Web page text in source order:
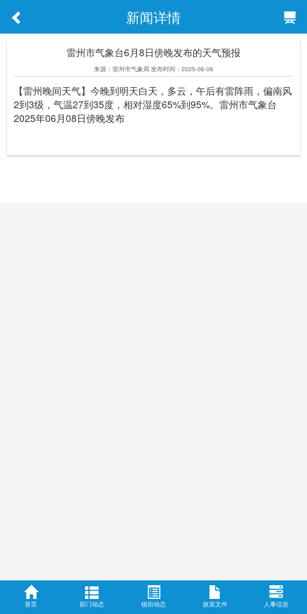
新闻详情
雷州市气象台6月8日傍晚发布的天气预报
来源：雷州市气象局 发布时间：2025-06-08
【雷州晚间天气】今晚到明天白天，多云，午后有雷阵雨，偏南风
2到3级，气温27到35度，相对湿度65%到95%。雷州市气象台
2025年06月08日傍晚发布
首页 部门动态 镇街动态 政策文件 人事信息